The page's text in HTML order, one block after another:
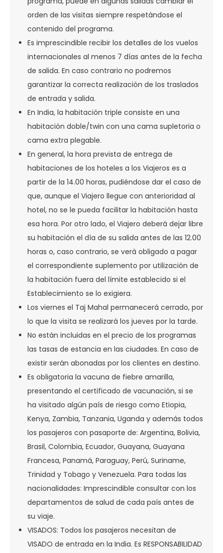
orden de las visitas siempre respetándose el
contenido del programa.
Es imprescindible recibir los detalles de los vuelos
internacionales al menos 7 días antes de la fecha
de salida. En caso contrario no podremos
garantizar la correcta realización de los traslados
de entrada y salida.
En India, la habitación triple consiste en una
habitación doble/twin con una cama supletoria o
cama extra plegable.
En general, la hora prevista de entrega de
habitaciones de los hoteles a los Viajeros es a
partir de la 14.00 horas, pudiéndose dar el caso de
que, aunque el Viajero llegue con anterioridad al
hotel, no se le pueda facilitar la habitación hasta
esa hora. Por otro lado, el Viajero deberá dejar libre
su habitación el día de su salida antes de las 12.00
horas o, caso contrario, se verá obligado a pagar
el correspondiente suplemento por utilización de
la habitación fuera del límite establecido si el
Establecimiento se lo exigiera.
Los viernes el Taj Mahal permanecerá cerrado, por
lo que la visita se realizará los jueves por la tarde.
No están incluidas en el precio de los programas
las tasas de estancia en las ciudades. En caso de
existir serán abonadas por los clientes en destino.
Es obligatoria la vacuna de fiebre amarilla,
presentando el certificado de vacunación, si se
ha visitado algún país de riesgo como Etiopia,
Kenya, Zambia, Tanzania, Uganda y además todos
los pasajeros con pasaporte de: Argentina, Bolivia,
Brasil, Colombia, Ecuador, Guayana, Guayana
Francesa, Panamá, Paraguay, Perú, Suriname,
Trinidad y Tobago y Venezuela. Para todas las
nacionalidades: Imprescindible consultar con los
departamentos de salud de cada país antes de
su viaje.
VISADOS: Todos los pasajeros necesitan de
VISADO de entrada en la India. Es RESPONSABILIDAD